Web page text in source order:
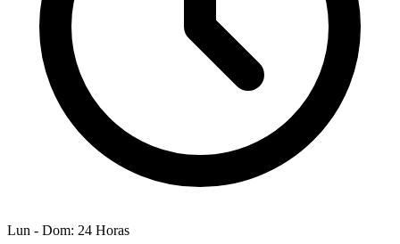
Lun - Dom: 24 Horas